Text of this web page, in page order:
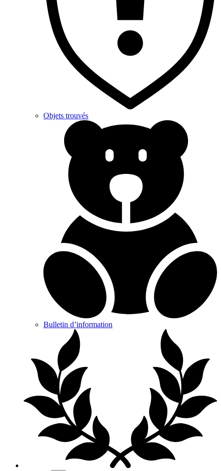
Objets trouvés
Bulletin d’information